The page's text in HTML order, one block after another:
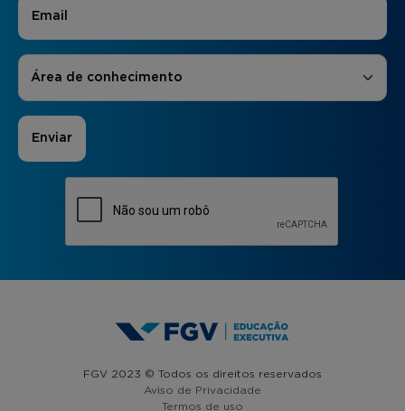
Áreas de Interesse
Área de conhecimento
FGV 2023 © Todos os direitos reservados
Aviso de Privacidade
Termos de uso